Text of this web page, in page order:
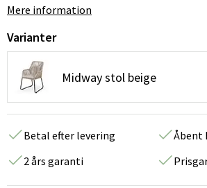
Mere information
Varianter
Midway stol beige
Betal efter levering
Åbent
2 års garanti